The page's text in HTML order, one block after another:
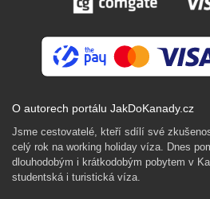
O autorech portálu JakDoKanady.cz
Jsme cestovatelé, kteří sdílí své
celý rok na working holiday víza. Dnes
dlouhodobým i krátkodobým pobytem v
studentská i turistická víza.